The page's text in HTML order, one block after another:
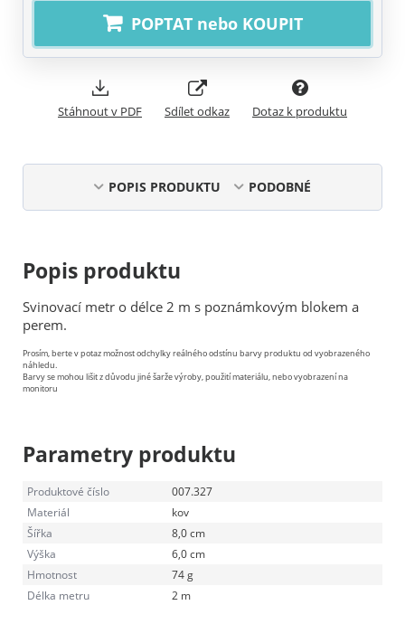
POPTAT nebo KOUPIT
Stáhnout v PDF Sdílet odkaz Dotaz k produktu
POPIS PRODUKTU PODOBNÉ
Popis produktu
Svinovací metr o délce 2 m s poznámkovým blokem a
perem.
Prosím, berte v potaz možnost odchylky reálného odstínu barvy produktu od vyobrazeného
náhledu.
Barvy se mohou lišit z důvodu jiné šarže výroby, použití materiálu, nebo vyobrazení na
monitoru
Parametry produktu
Produktové číslo
007.327
Materiál
kov
Šířka
8,0 cm
Výška
6,0 cm
Hmotnost
74 g
Délka metru
2 m